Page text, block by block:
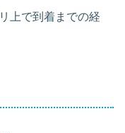
上で到着までの経